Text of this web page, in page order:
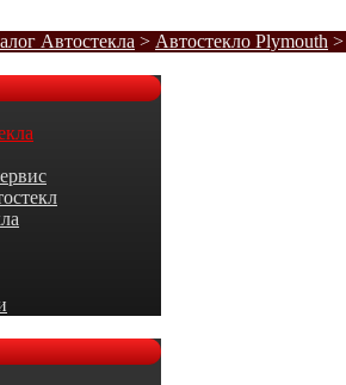
Автостекла > Автостекло Plymouth